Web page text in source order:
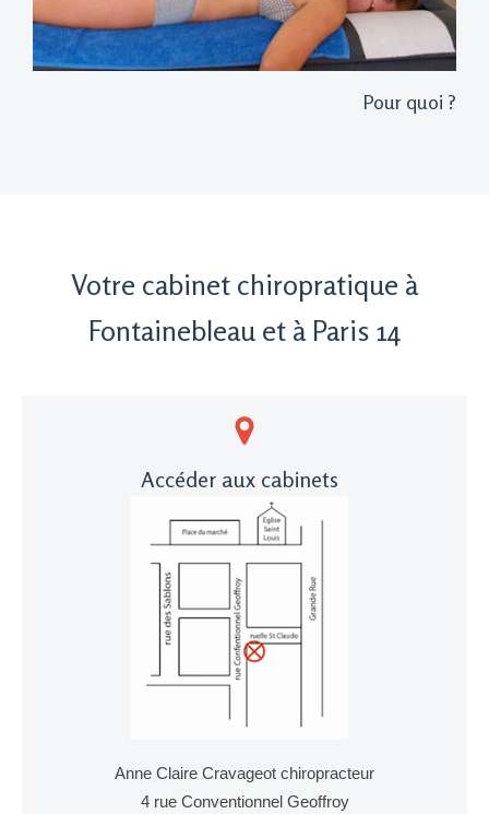
Pour quoi ?
Votre cabinet chiropratique à
Fontainebleau et à Paris 14
Accéder aux cabinets
Anne Claire Cravageot chiropracteur
4 rue Conventionnel Geoffroy